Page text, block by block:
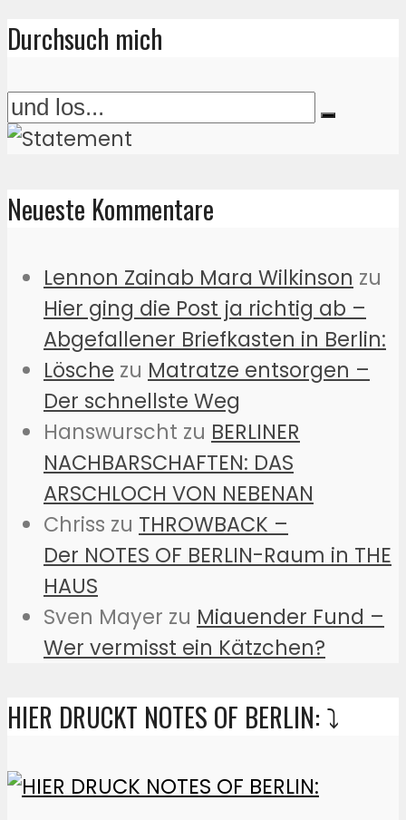
Durchsuch mich
Neueste Kommentare
Lennon Zainab Mara Wilkinson zu
Hier ging die Post ja richtig ab –
Abgefallener Briefkasten in Berlin:
Lösche zu Matratze entsorgen –
Der schnellste Weg
Hanswurscht zu BERLINER
NACHBARSCHAFTEN: DAS
ARSCHLOCH VON NEBENAN
Chriss zu THROWBACK –
Der NOTES OF BERLIN-Raum in THE
HAUS
Sven Mayer zu Miauender Fund –
Wer vermisst ein Kätzchen?
HIER DRUCKT NOTES OF BERLIN: ⤵️